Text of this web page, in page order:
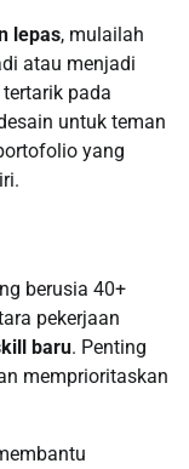
lepas, mulailah
atau menjadi
pada
untuk teman
yang
berusia 40+
pekerjaan
baru. Penting
memprioritaskan